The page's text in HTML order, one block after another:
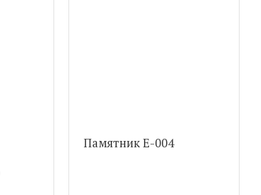
Памятник Е-004